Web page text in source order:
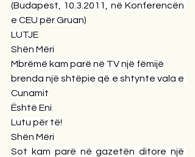
(Budapest, 10.3.2011, në Konferencën
e CEU për Gruan)
LUTJE
Shën Mëri
Mbrëmë kam parë në TV një fëmijë
brenda një shtëpie që e shtynte vala e
Cunamit
Është Eni
Lutu për të!
Shën Mëri
Sot kam parë në gazetën ditore një